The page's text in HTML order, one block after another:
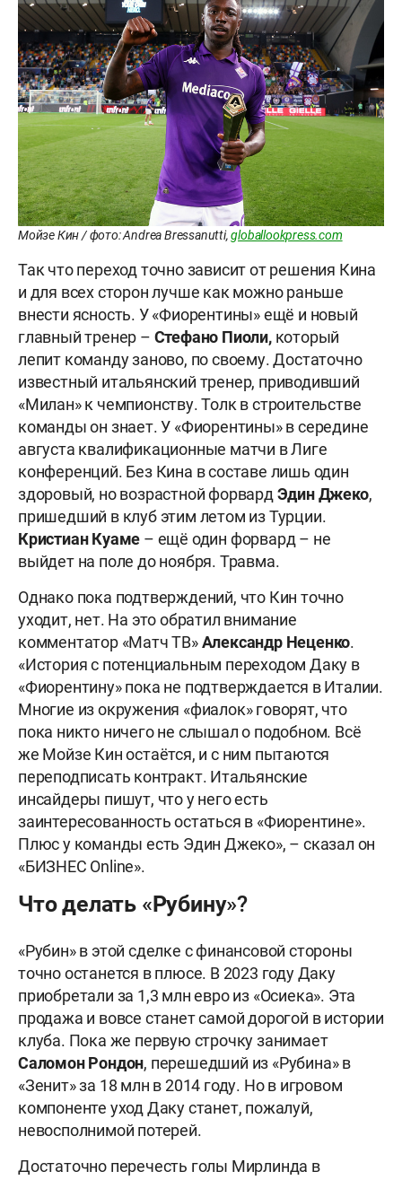
Мойзе Кин / фото: Andrea Bressanutti,globallookpress.com
Так что переход точно зависит от решения Кина
и для всех сторон лучше как можно раньше
внести ясность. У «Фиорентины» ещё и новый
главный тренер – Стефано Пиоли,который
лепит команду заново, по своему. Достаточно
известный итальянский тренер, приводивший
«Милан» к чемпионству. Толк в строительстве
команды он знает. У «Фиорентины» в середине
августа квалификационные матчи в Лиге
конференций. Без Кина в составе лишь один
здоровый, но возрастной форвардЭдин Джеко,
пришедший в клуб этим летом из Турции.
Кристиан Куаме – ещё один форвард – не
выйдет на поле до ноября. Травма.
Однако пока подтверждений, что Кин точно
уходит, нет. На это обратил внимание
комментатор «Матч ТВ»Александр Неценко.
«История с потенциальным переходом Даку в
«Фиорентину» пока не подтверждается в Италии.
Многие из окружения «фиалок» говорят, что
пока никто ничего не слышал о подобном. Всё
же Мойзе Кин остаётся, и с ним пытаются
переподписать контракт. Итальянские
инсайдеры пишут, что у него есть
заинтересованность остаться в «Фиорентине».
Плюс у команды есть Эдин Джеко», – сказал он
«БИЗНЕС Online».
Что делать «Рубину»?
«Рубин» в этой сделке с финансовой стороны
точно останется в плюсе. В 2023 году Даку
приобретали за 1,3 млн евро из «Осиека». Эта
продажа и вовсе станет самой дорогой в истории
клуба. Пока же первую строчку занимает
Саломон Рондон, перешедший из «Рубина» в
«Зенит» за 18 млн в 2014 году. Но в игровом
компоненте уход Даку станет, пожалуй,
невосполнимой потерей.
Достаточно перечесть голы Мирлинда в